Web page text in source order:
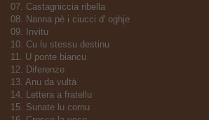
07. Castagniccia ribella
08. Nanna pè i ciucci d' oghje
09. Invitu
10. Cu lu stessu destinu
11. U ponte biancu
12. Diferenze
13. Anu da vultà
14. Lettera a fratellu
15. Sunate lu cornu